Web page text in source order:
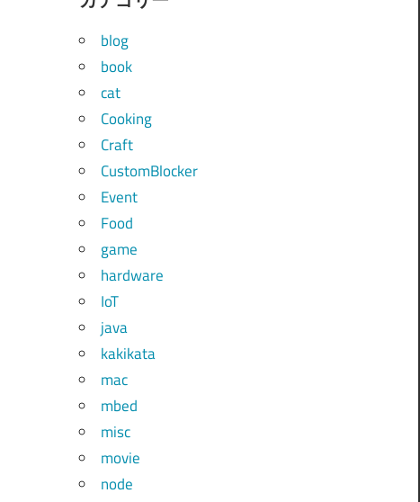
blog
book
cat
Cooking
Craft
CustomBlocker
Event
Food
game
hardware
IoT
java
kakikata
mac
mbed
misc
movie
node